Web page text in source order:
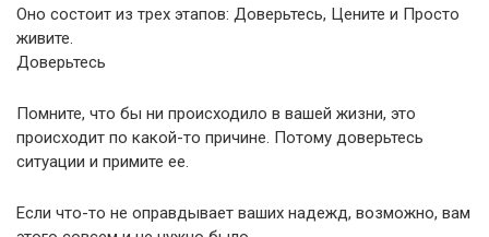
Оно состоит из трех этапов: Доверьтесь, Цените и Просто
живите.
Доверьтесь
Помните, что бы ни происходило в вашей жизни, это
происходит по какой-то причине. Потому доверьтесь
ситуации и примите ее.
Если что-то не оправдывает ваших надежд, возможно, вам